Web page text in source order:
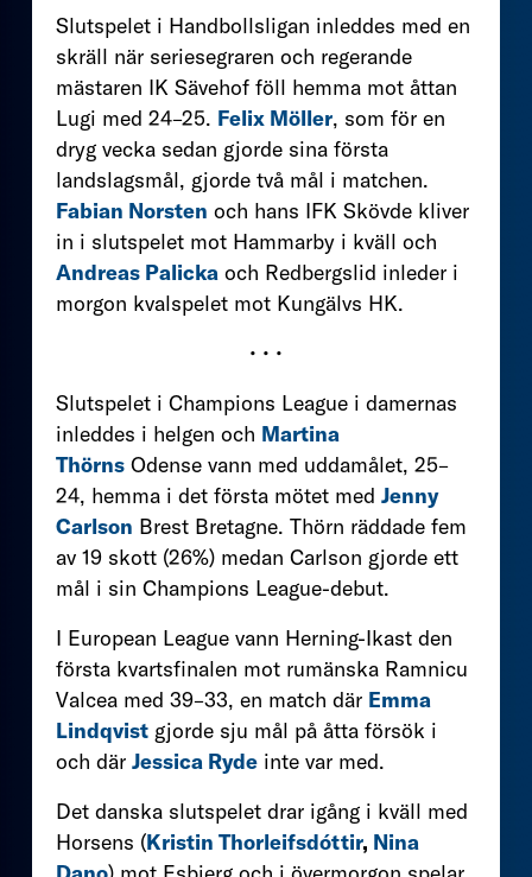
Slutspelet i Handbollsligan inleddes med en
skräll när seriesegraren och regerande
mästaren IK Sävehof föll hemma mot åttan
Lugi med 24–25. Felix Möller, som för en
dryg vecka sedan gjorde sina första
landslagsmål, gjorde två mål i matchen.
Fabian Norsten och hans IFK Skövde kliver
in i slutspelet mot Hammarby i kväll och
Andreas Palicka och Redbergslid inleder i
morgon kvalspelet mot Kungälvs HK.
• • •
Slutspelet i Champions League i damernas
inleddes i helgen och Martina
Thörns Odense vann med uddamålet, 25–
24, hemma i det första mötet med Jenny
Carlson Brest Bretagne. Thörn räddade fem
av 19 skott (26%) medan Carlson gjorde ett
mål i sin Champions League-debut.
I European League vann Herning-Ikast den
första kvartsfinalen mot rumänska Ramnicu
Valcea med 39–33, en match där Emma
Lindqvist gjorde sju mål på åtta försök i
och där Jessica Ryde inte var med.
Det danska slutspelet drar igång i kväll med
Horsens (Kristin Thorleifsdóttir, Nina